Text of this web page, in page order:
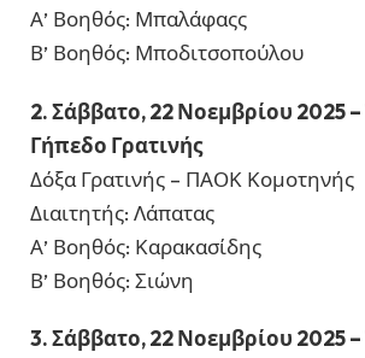
Α’ Βοηθός: Μπαλάφαςς
Β’ Βοηθός: Μποδιτσοπούλου
2. Σάββατο, 22 Νοεμβρίου 2025 –
Γήπεδο Γρατινής
Δόξα Γρατινής – ΠΑΟΚ Κομοτηνής
Διαιτητής: Λάπατας
Α’ Βοηθός: Καρακασίδης
Β’ Βοηθός: Σιώνη
3. Σάββατο, 22 Νοεμβρίου 2025 –